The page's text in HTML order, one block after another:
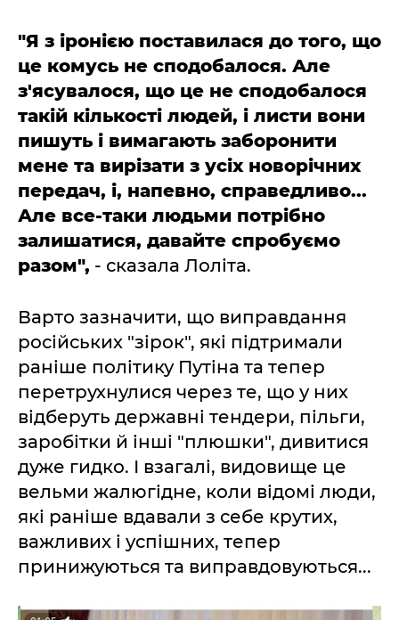
"Я з іронією поставилася до того, що
це комусь не сподобалося. Але
з'ясувалося, що це не сподобалося
такій кількості людей, і листи вони
пишуть і вимагають заборонити
мене та вирізати з усіх новорічних
передач, і, напевно, справедливо...
Але все-таки людьми потрібно
залишатися, давайте спробуємо
разом", - сказала Лоліта.
Варто зазначити, що виправдання
російських "зірок", які підтримали
раніше політику Путіна та тепер
перетрухнулися через те, що у них
відберуть державні тендери, пільги,
заробітки й інші "плюшки", дивитися
дуже гидко. І взагалі, видовище це
вельми жалюгідне, коли відомі люди,
які раніше вдавали з себе крутих,
важливих і успішних, тепер
принижуються та виправдовуються...